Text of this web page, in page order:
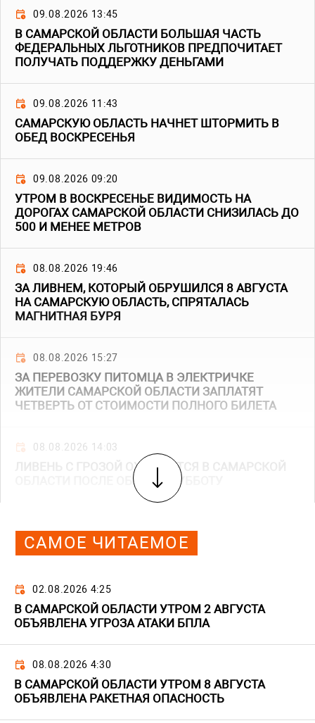
09.08.2026 13:45
В САМАРСКОЙ ОБЛАСТИ БОЛЬШАЯ ЧАСТЬ
ФЕДЕРАЛЬНЫХ ЛЬГОТНИКОВ ПРЕДПОЧИТАЕТ
ПОЛУЧАТЬ ПОДДЕРЖКУ ДЕНЬГАМИ
09.08.2026 11:43
САМАРСКУЮ ОБЛАСТЬ НАЧНЕТ ШТОРМИТЬ В
ОБЕД ВОСКРЕСЕНЬЯ
09.08.2026 09:20
УТРОМ В ВОСКРЕСЕНЬЕ ВИДИМОСТЬ НА
ДОРОГАХ САМАРСКОЙ ОБЛАСТИ СНИЗИЛАСЬ ДО
500 И МЕНЕЕ МЕТРОВ
08.08.2026 19:46
ЗА ЛИВНЕМ, КОТОРЫЙ ОБРУШИЛСЯ 8 АВГУСТА
НА САМАРСКУЮ ОБЛАСТЬ, СПРЯТАЛАСЬ
МАГНИТНАЯ БУРЯ
08.08.2026 15:27
ЗА ПЕРЕВОЗКУ ПИТОМЦА В ЭЛЕКТРИЧКЕ
ЖИТЕЛИ САМАРСКОЙ ОБЛАСТИ ЗАПЛАТЯТ
ЧЕТВЕРТЬ ОТ СТОИМОСТИ ПОЛНОГО БИЛЕТА
08.08.2026 14:03
ЛИВЕНЬ С ГРОЗОЙ ОЖИДАЕТСЯ В САМАРСКОЙ
ОБЛАСТИ ПОСЛЕ ОБЕДА В СУББОТУ
САМОЕ ЧИТАЕМОЕ
02.08.2026 4:25
В САМАРСКОЙ ОБЛАСТИ УТРОМ 2 АВГУСТА
ОБЪЯВЛЕНА УГРОЗА АТАКИ БПЛА
08.08.2026 4:30
В САМАРСКОЙ ОБЛАСТИ УТРОМ 8 АВГУСТА
ОБЪЯВЛЕНА РАКЕТНАЯ ОПАСНОСТЬ